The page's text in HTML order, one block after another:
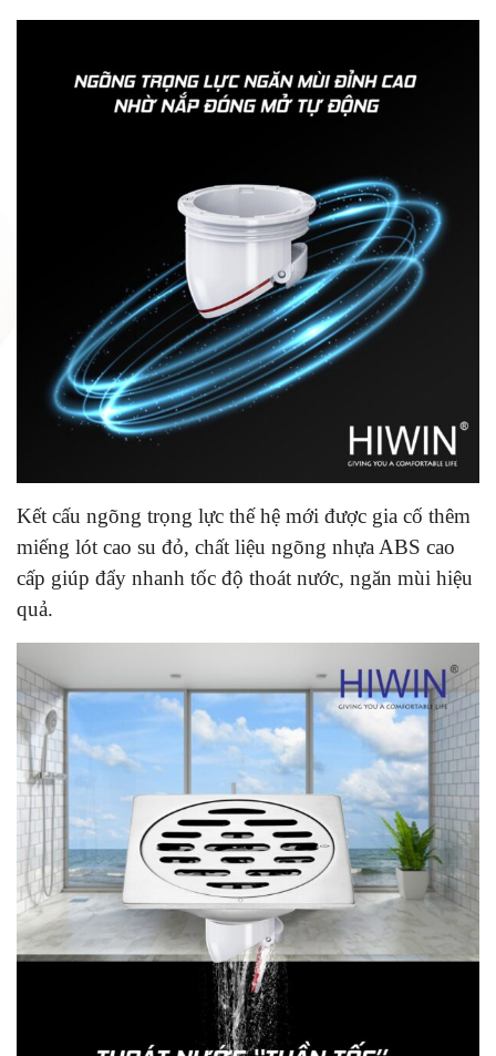
Kết cấu ngõng trọng lực thế hệ mới được gia cố thêm
miếng lót cao su đỏ, chất liệu ngõng nhựa ABS cao
cấp giúp đẩy nhanh tốc độ thoát nước, ngăn mùi hiệu
quả.